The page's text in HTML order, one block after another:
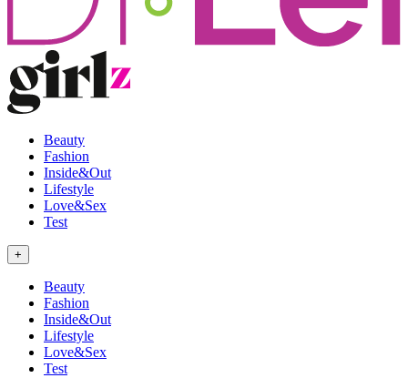
Beauty
Fashion
Inside&Out
Lifestyle
Love&Sex
Test
+
Beauty
Fashion
Inside&Out
Lifestyle
Love&Sex
Test